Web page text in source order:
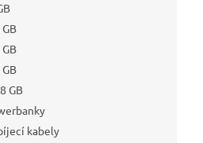
GB
kabely